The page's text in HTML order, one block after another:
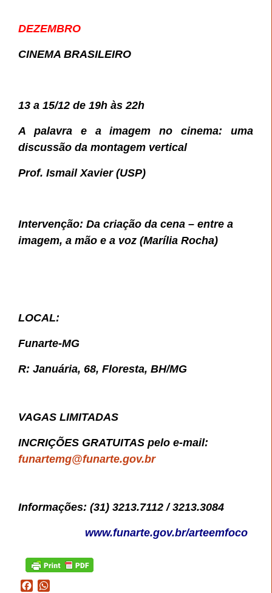
DEZEMBRO
CINEMA BRASILEIRO
13 a 15/12 de 19h às 22h
A palavra e a imagem no cinema: uma
discussão da montagem vertical
Prof. Ismail Xavier (USP)
Intervenção: Da criação da cena – entre a
imagem, a mão e a voz (Marília Rocha)
LOCAL:
Funarte-MG
R: Januária, 68, Floresta, BH/MG
VAGAS LIMITADAS
INCRIÇÕES GRATUITAS pelo e-mail:
funartemg@funarte.gov.br
Informações: (31) 3213.7112 / 3213.3084
www.funarte.gov.br/arteemfoco
Facebook